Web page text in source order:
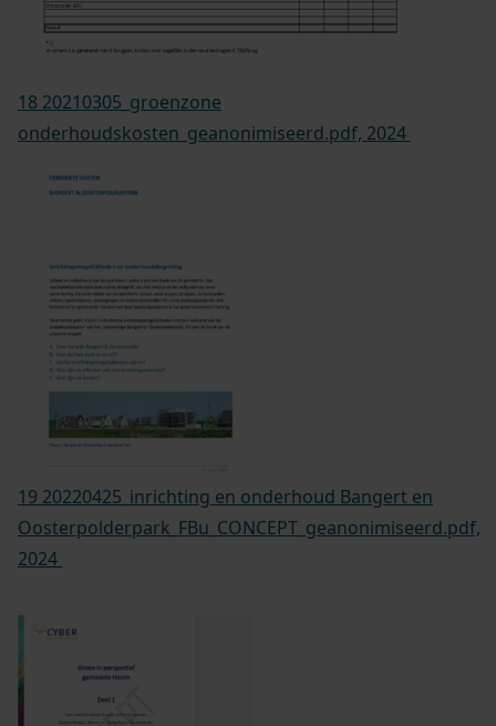
18 20210305_groenzone
onderhoudskosten_geanonimiseerd.pdf, 2024
19 20220425_inrichting en onderhoud Bangert en
Oosterpolderpark_FBu_CONCEPT_geanonimiseerd.pdf,
2024